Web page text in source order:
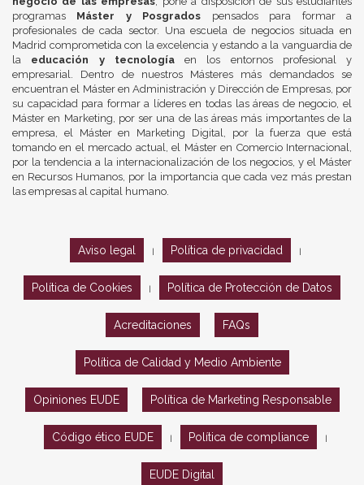
programas Máster y Posgrados pensados para formar a
profesionales de cada sector. Una escuela de negocios situada en
Madrid comprometida con la excelencia y estando a la vanguardia de
la educación y tecnologíaen los entornos profesional y
empresarial. Dentro de nuestros Másteres más demandados se
encuentran el Máster en Administración y Dirección de Empresas, por
su capacidad para formar a líderes en todas las áreas de negocio, el
Máster en Marketing, por ser una de las áreas más importantes de la
empresa, el Máster en Marketing Digital, por la fuerza que está
tomando en el mercado actual, el Máster en Comercio Internacional,
por la tendencia a la internacionalización de los negocios, y el Máster
en Recursos Humanos, por la importancia que cada vez más prestan
las empresas al capital humano.
Aviso legal Política de privacidad
Política de Cookies Política de Protección de Datos
Acreditaciones FAQs
Política de Calidad y Medio Ambiente
Opiniones EUDE Política de Marketing Responsable
Código ético EUDE Política de compliance
EUDE Digital